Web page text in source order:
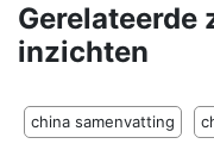
Gerelateerde
inzichten
china samenvatting